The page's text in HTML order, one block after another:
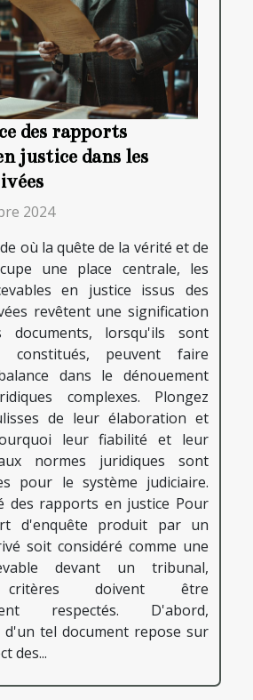
des rapports
justice dans les
2024
où la quête de la vérité et de
une place centrale, les
en justice issus des
revêtent une signification
documents, lorsqu'ils sont
constitués, peuvent faire
dans le dénouement
complexes. Plongez
de leur élaboration et
leur fiabilité et leur
normes juridiques sont
pour le système judiciaire.
des rapports en justice Pour
d'enquête produit par un
soit considéré comme une
devant un tribunal,
critères doivent être
respectés. D'abord,
d'un tel document repose sur
des...